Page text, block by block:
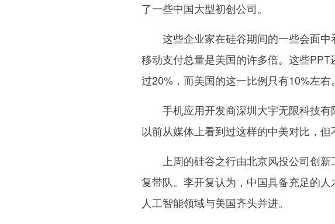
了一些中国大型初创公司。
这些企业家在硅谷期间的一些会面中
移动支付总量是美国的许多倍。这些
过20%，而美国的这一比例只有10%左右。
手机应用开发商深圳大宇无限科技有
以前从媒体上看到过这样的中美对比，但
上周的硅谷之行由北京风投公司创新
复带队。李开复认为，中国具备充足的
人工智能领域与美国齐头并进。